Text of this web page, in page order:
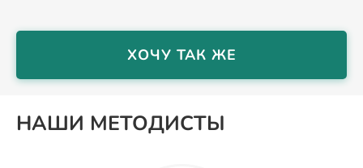
ХОЧУ ТАК ЖЕ
НАШИ МЕТОДИСТЫ